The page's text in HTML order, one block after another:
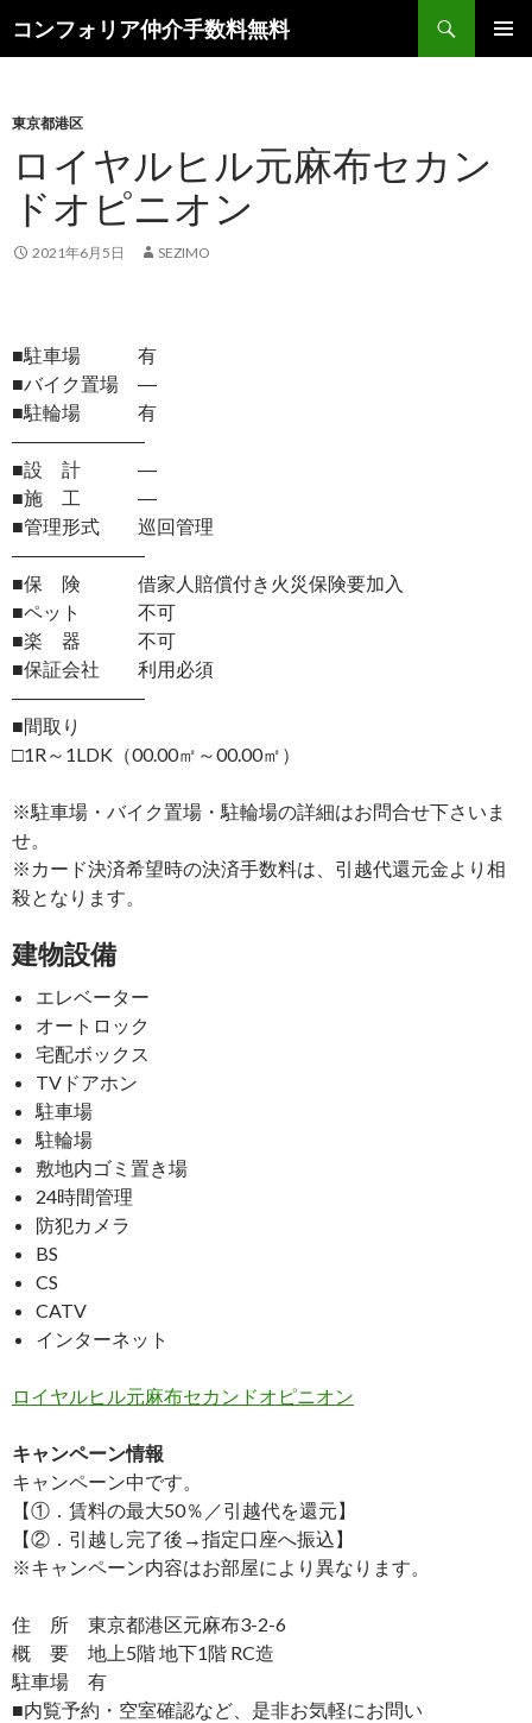
コンフォリア仲介手数料無料
索
ン
へ
ス
キ
ッ
東京都港区
ロイヤルヒル元麻布セカン
ドオピニオン
2021年6月5日 SEZIMO
■駐車場 有
■バイク置場 ―
■駐輪場 有
―――――――
■設 計 ―
■施 工 ―
■管理形式 巡回管理
―――――――
■保 険 借家人賠償付き火災保険要加入
■ペット 不可
■楽 器 不可
■保証会社 利用必須
―――――――
■間取り
□1R～1LDK（00.00㎡～00.00㎡）
※駐車場・バイク置場・駐輪場の詳細はお問合せ下さいま
せ。
※カード決済希望時の決済手数料は、引越代還元金より相
殺となります。
建物設備
エレベーター
オートロック
宅配ボックス
TVドアホン
駐車場
駐輪場
敷地内ゴミ置き場
24時間管理
防犯カメラ
BS
CS
CATV
インターネット
ロイヤルヒル元麻布セカンドオピニオン
キャンペーン情報
キャンペーン中です。
【①．賃料の最大50％／引越代を還元】
【②．引越し完了後→指定口座へ振込】
※キャンペーン内容はお部屋により異なります。
住 所 東京都港区元麻布3-2-6
概 要 地上5階 地下1階 RC造
駐車場 有
■内覧予約・空室確認など、是非お気軽にお問い